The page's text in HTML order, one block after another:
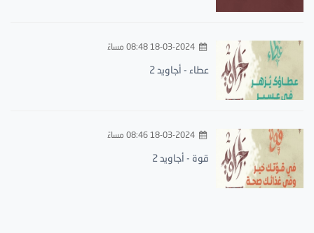
18-03-2024 08:48 مساءً
عطاء - أجاويد 2
18-03-2024 08:46 مساءً
قوة - أجاويد 2